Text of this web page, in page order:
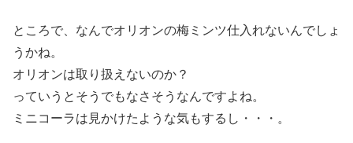
ところで、なんでオリオンの梅ミンツ仕入れないんでしょ
うかね。
オリオンは取り扱えないのか？
っていうとそうでもなさそうなんですよね。
ミニコーラは見かけたような気もするし・・・。